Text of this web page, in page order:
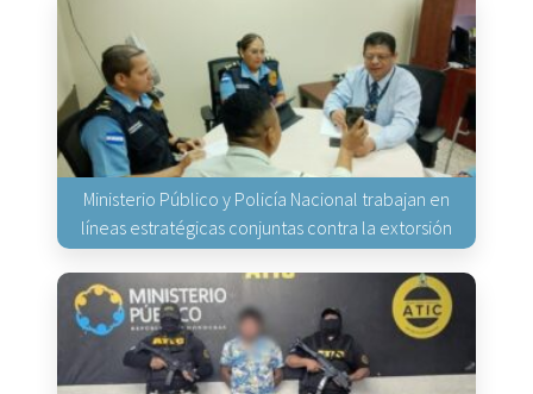
Ministerio Público y Policía Nacional trabajan en
líneas estratégicas conjuntas contra la extorsión